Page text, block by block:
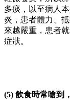
多痰，以至病人
炎，患者體力、
來越嚴重，患者
症狀。
(5) 飲食時常嗆到